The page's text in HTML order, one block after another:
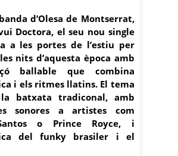
d’Olesa de Montserrat,
Doctora, el seu nou single
a les portes de l’estiu per
nits d’aquesta època amb
ballable que combina
i els ritmes llatins. El tema
batxata tradiconal, amb
sonores a artistes com
o Prince Royce, i
del funky brasiler i el